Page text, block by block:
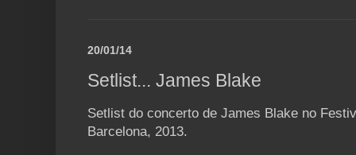
20/01/14
Setlist... James Blake
Setlist do concerto de James Blake no
Barcelona, 2013.